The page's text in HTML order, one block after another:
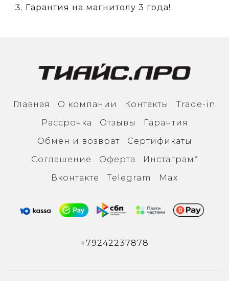
Гарантия на магнитолу 3 года!
Главная О компании Контакты
Trade-in
Рассрочка
Отзывы
Гарантия
Обмен и возврат
Сертификаты
Соглашение
Оферта
Инcтаграм*
Вконтакте
Тelegram Max
+79242237878